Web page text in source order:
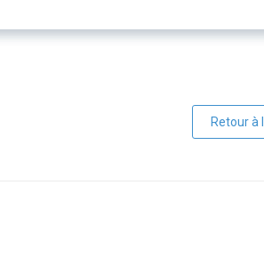
Retour à